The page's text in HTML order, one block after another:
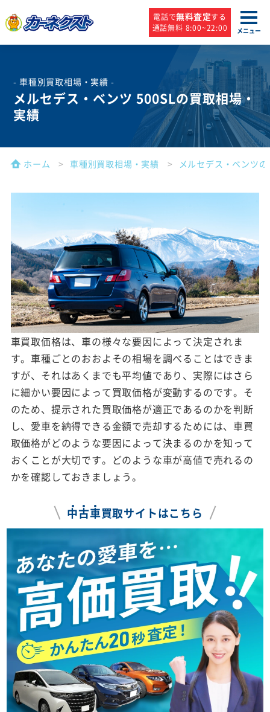
電話で無料査定する
通話無料 8:00~22:00
メニュー
- 車種別買取相場・実績 -
メルセデス・ベンツ 500SLの買取相場・
実績
ホーム 車種別買取相場・実績 メルセデス・ベンツ
車買取価格は、車の様々な要因によって決定されま
す。車種ごとのおおよその相場を調べることはできま
すが、それはあくまでも平均値であり、実際にはさら
に細かい要因によって買取価格が変動するのです。そ
のため、提示された買取価格が適正であるのかを判断
し、愛車を納得できる金額で売却するためには、車買
取価格がどのような要因によって決まるのかを知って
おくことが大切です。どのような車が高値で売れるの
かを確認しておきましょう。
中古車買取サイトはこちら